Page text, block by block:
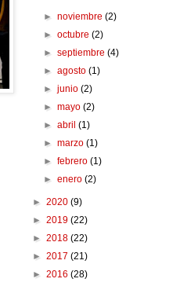
►noviembre(2)
►octubre(2)
►septiembre(4)
►agosto(1)
►junio(2)
►mayo(2)
►abril(1)
►marzo(1)
►febrero(1)
►enero(2)
► 2020 (9)
► 2019 (22)
► 2018 (22)
► 2017 (21)
► 2016 (28)